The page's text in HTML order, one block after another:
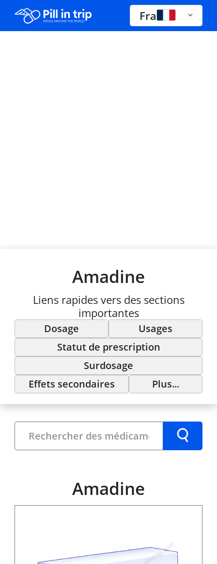
Médicaments a-z Fra
Amadine
Liens rapides vers des sections
importantes
Dosage
Usages
Statut de prescription
Surdosage
Effets secondaires
Plus...
Amadine